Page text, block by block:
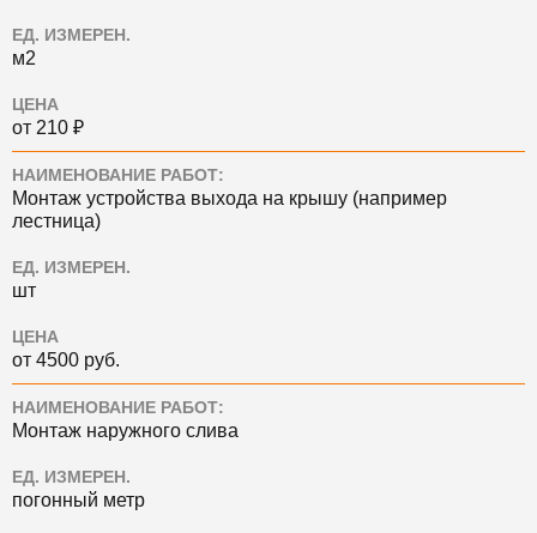
ЕД. ИЗМЕРЕН.
м2
ЦЕНА
от 210 ₽
НАИМЕНОВАНИЕ РАБОТ:
Монтаж устройства выхода на крышу (например
лестница)
ЕД. ИЗМЕРЕН.
шт
ЦЕНА
от 4500 руб.
НАИМЕНОВАНИЕ РАБОТ:
Монтаж наружного слива
ЕД. ИЗМЕРЕН.
погонный метр